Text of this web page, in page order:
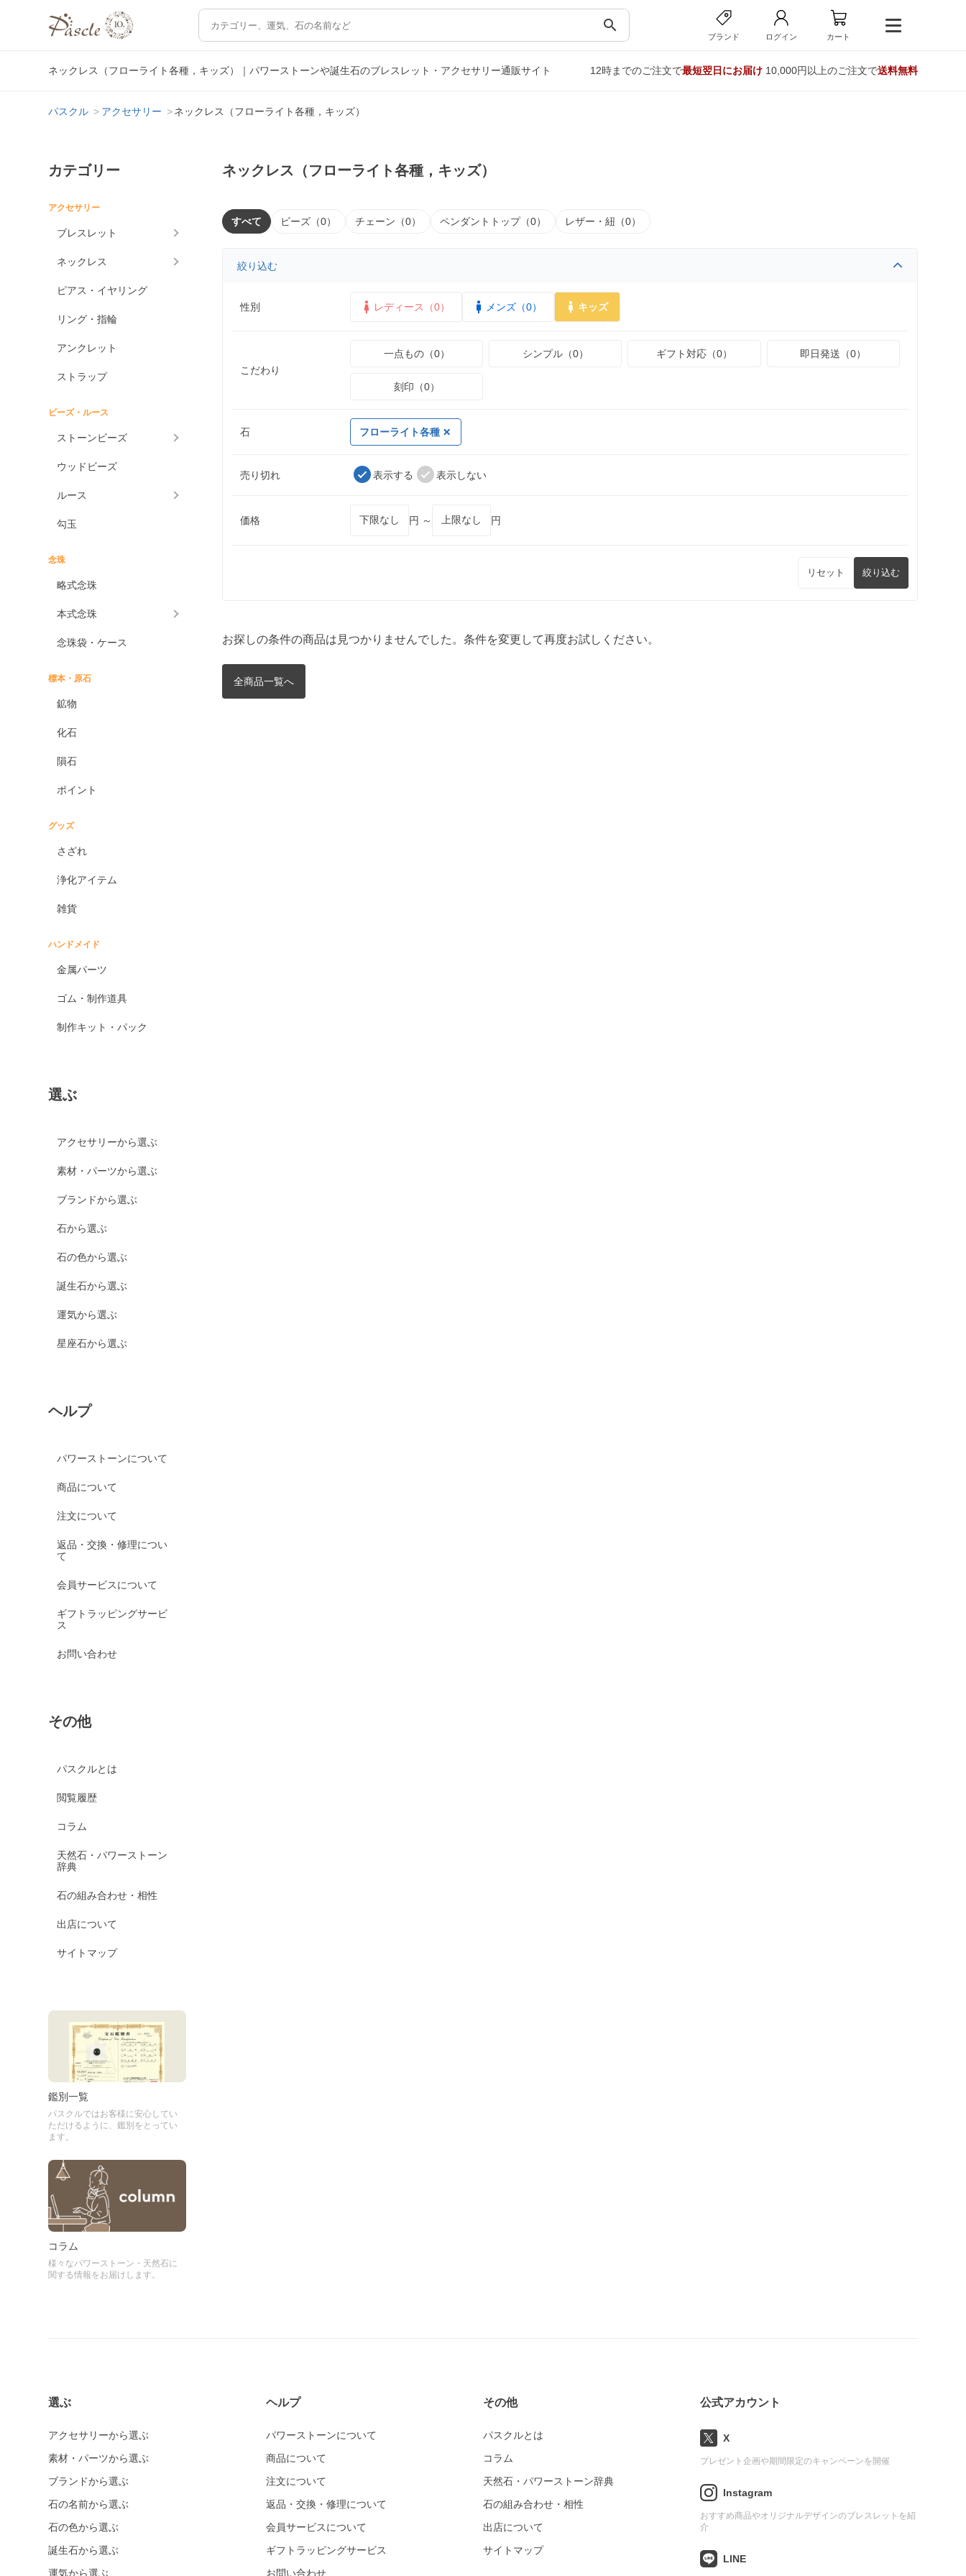
search
ブランド ログイン カート
ネックレス（フローライト各種，キッズ）｜パワーストーンや誕生石のブレスレット・アクセサリー通販サイト 12時までのご注文で最短翌日にお届け10,000円以上のご注文で送料無料
パスクル アクセサリー ネックレス（フローライト各種，キッズ）
カテゴリー
アクセサリー
ブレスレット
ネックレス
ピアス・イヤリング
リング・指輪
アンクレット
ストラップ
ビーズ・ルース
ストーンビーズ
ウッドビーズ
ルース
勾玉
念珠
略式念珠
本式念珠
念珠袋・ケース
標本・原石
鉱物
化石
隕石
ポイント
グッズ
さざれ
浄化アイテム
雑貨
ハンドメイド
金属パーツ
ゴム・制作道具
制作キット・パック
選ぶ
アクセサリーから選ぶ
素材・パーツから選ぶ
ブランドから選ぶ
石から選ぶ
石の色から選ぶ
誕生石から選ぶ
運気から選ぶ
星座石から選ぶ
ヘルプ
パワーストーンについて
商品について
注文について
返品・交換・修理につい
て
会員サービスについて
ギフトラッピングサービ
ス
お問い合わせ
その他
パスクルとは
閲覧履歴
コラム
天然石・パワーストーン
辞典
石の組み合わせ・相性
出店について
サイトマップ
鑑別一覧
パスクルではお客様に安心してい
ただけるように、鑑別をとってい
ます。
コラム
様々なパワーストーン・天然石に
関する情報をお届けします。
ネックレス（フローライト各種，キッズ）
すべて ビーズ（0） チェーン（0） ペンダントトップ（0） レザー・紐（0）
絞り込む
性別 レディース（0） メンズ（0） キッズ
こだわり
一点もの（0） シンプル（0） ギフト対応（0） 即日発送（0）
刻印（0）
石 フローライト各種
売り切れ 表示する 表示しない
価格 円 ～ 円
リセット 絞り込む
お探しの条件の商品は見つかりませんでした。条件を変更して再度お試しください。
全商品一覧へ
選ぶ
アクセサリーから選ぶ
素材・パーツから選ぶ
ブランドから選ぶ
石の名前から選ぶ
石の色から選ぶ
誕生石から選ぶ
運気から選ぶ
ヘルプ
パワーストーンについて
商品について
注文について
返品・交換・修理について
会員サービスについて
ギフトラッピングサービス
お問い合わせ
その他
パスクルとは
コラム
天然石・パワーストーン辞典
石の組み合わせ・相性
出店について
サイトマップ
公式アカウント
X
プレゼント企画や期間限定のキャンペーンを開催
Instagram
おすすめ商品やオリジナルデザインのブレスレットを紹
介
LINE